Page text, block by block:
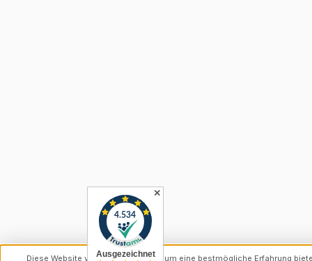
✕
Diese Website verwendet Cookies, um eine bestmögliche Erfahrung